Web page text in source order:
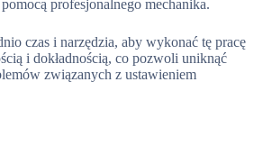
profesjonalnego mechanika.
czas i narzędzia, aby wykonać tę pracę
i dokładnością, co pozwoli uniknąć
związanych z ustawieniem